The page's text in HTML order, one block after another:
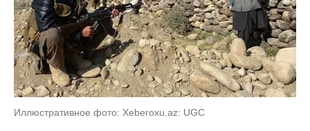
Иллюстративное фото: Xeberoxu.az: UGC